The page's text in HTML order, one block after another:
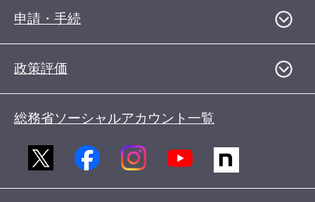
申請・手続
政策評価
総務省ソーシャルアカウント一覧